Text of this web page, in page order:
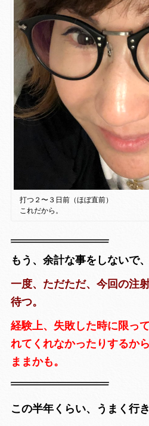
打つ２〜３日前（ほぼ直前）
これだから。
もう、余計な事をしないで、
一度、ただただ、今回の注
待つ。
経験上、失敗した時に限っ
れてくれなかったりするか
ままかも。
この半年くらい、うまく行